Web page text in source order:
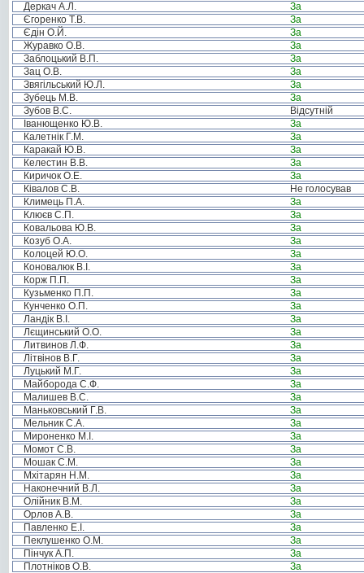
Деркач А.Л.
За
Єгоренко Т.В.
За
Єдін О.Й.
За
Журавко О.В.
За
Заблоцький В.П.
За
Зац О.В.
За
Звягільський Ю.Л.
За
Зубець М.В.
За
Зубов В.С.
Відсутній
Іванющенко Ю.В.
За
Калетнік Г.М.
За
Каракай Ю.В.
За
Келестин В.В.
За
Киричок О.Е.
За
Ківалов С.В.
Не голосував
Климець П.А.
За
Клюєв С.П.
За
Ковальова Ю.В.
За
Козуб О.А.
За
Колоцей Ю.О.
За
Коновалюк В.І.
За
Корж П.П.
За
Кузьменко П.П.
За
Кунченко О.П.
За
Ландік В.І.
За
Лєщинський О.О.
За
Литвинов Л.Ф.
За
Літвінов В.Г.
За
Луцький М.Г.
За
Майборода С.Ф.
За
Малишев В.С.
За
Маньковський Г.В.
За
Мельник С.А.
За
Мироненко М.І.
За
Момот С.В.
За
Мошак С.М.
За
Мхітарян Н.М.
За
Наконечний В.Л.
За
Олійник В.М.
За
Орлов А.В.
За
Павленко Е.І.
За
Пеклушенко О.М.
За
Пінчук А.П.
За
Плотніков О.В.
За